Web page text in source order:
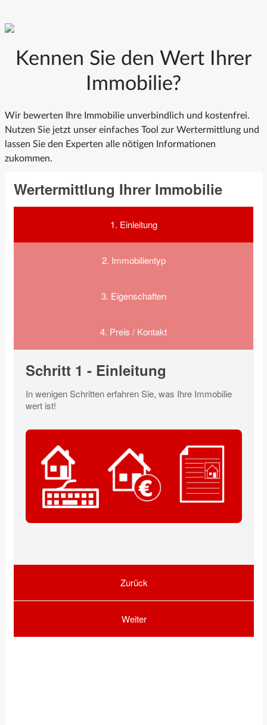
Kennen Sie den Wert Ihrer
Immobilie?
Wir bewerten Ihre Immobilie unverbindlich und kostenfrei.
Nutzen Sie jetzt unser einfaches Tool zur Wertermittlung und
lassen Sie den Experten alle nötigen Informationen
zukommen.